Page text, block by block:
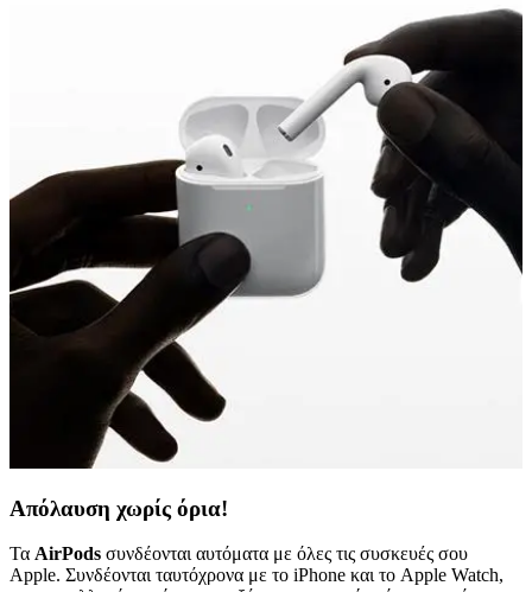
Απόλαυση χωρίς όρια!
Τα AirPods συνδέονται αυτόματα με όλες τις συσκευές σου
Apple. Συνδέονται ταυτόχρονα με το iPhone και το Apple Watch,